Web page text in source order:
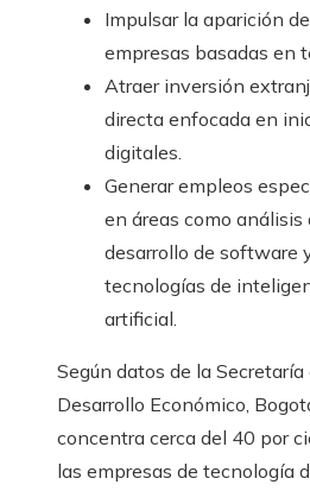
Impulsar la aparición de
empresas basadas en
Atraer inversión
directa enfocada en
digitales.
Generar empleos
en áreas como análisis
desarrollo de software
tecnologías de
artificial.
Según datos de la Secretaría
Desarrollo Económico,
concentra cerca del 40 por
las empresas de tecnología